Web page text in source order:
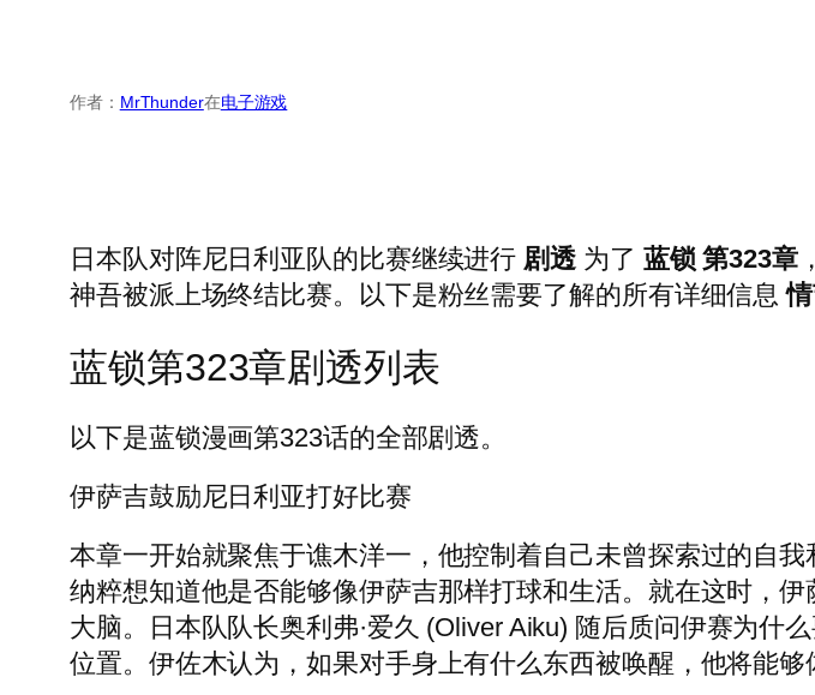
作者： MrThunder在电子游戏
日本队对阵尼日利亚队的比赛继续进行 剧透 为了 蓝锁 第323章
神吾被派上场终结比赛。以下是粉丝需要了解的所有详细信息
蓝锁第323章剧透列表
以下是蓝锁漫画第323话的全部剧透。
伊萨吉鼓励尼日利亚打好比赛
本章一开始就聚焦于谯木洋一，他控制着自己未曾探索过的自
纳粹想知道他是否能够像伊萨吉那样打球和生活。就在这时，
大脑。日本队队长奥利弗·爱久 (Oliver Aiku) 随后质问伊赛为什
位置。伊佐木认为，如果对手身上有什么东西被唤醒，他将能够